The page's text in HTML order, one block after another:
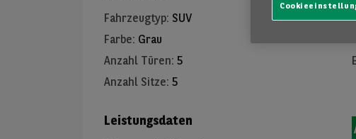
Fahrzeugtyp: SUV
Farbe: Grau
Anzahl Türen: 5
Anzahl Sitze: 5
Leistungsdaten